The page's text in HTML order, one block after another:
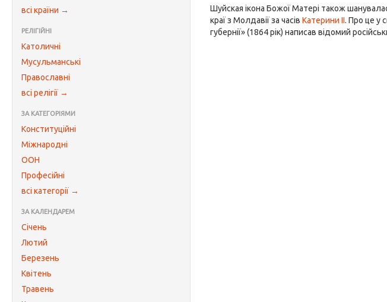
всі країни →
РЕЛІГІЙНІ
Католичні
Мусульманські
Православні
всі релігії →
ЗА КАТЕГОРІЯМИ
Конституційні
Міжнародні
ООН
Професійні
всі категорії →
ЗА КАЛЕНДАРЕМ
Січень
Лютий
Березень
Квітень
Травень
Шуйская ікона Божої Матері також
краї з Молдавії за часівКатерини II. Про це у
губернії» (1864 рік) написав відомий